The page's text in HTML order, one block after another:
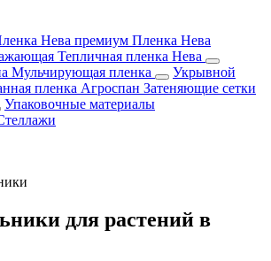
Нева премиум Пленка Нева
Тепличная пленка Нева
Мульчирующая пленка
Укрывной
пленка Агроспан Затеняющие сетки
Упаковочные материалы
для растений в